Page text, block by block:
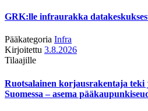
GRK:lle infraurakka
Pääkategoria Infra
Kirjoitettu 3.8.2026
Tilaajille
Ruotsalainen korjausrakentaja teki
Suomessa – asema